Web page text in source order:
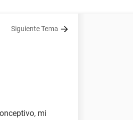
Siguiente Tema
mi